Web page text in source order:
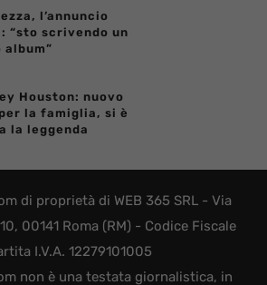
l’annuncio
“sto scrivendo un
album”
Houston: nuovo
la famiglia, si è
la leggenda
di proprietà di WEB 365 SRL - Via
00141 Roma (RM) - Codice Fiscale
I.V.A. 12279101005
non è una testata giornalistica, in